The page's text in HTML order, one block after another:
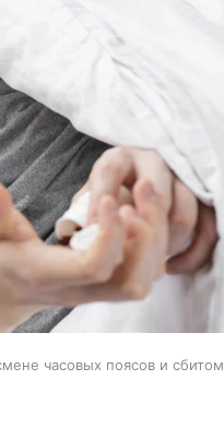
часовых поясов и сбитом